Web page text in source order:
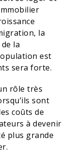
la
la
est
sera forte.
rôle très
sont
coûts de
à devenir
plus grande